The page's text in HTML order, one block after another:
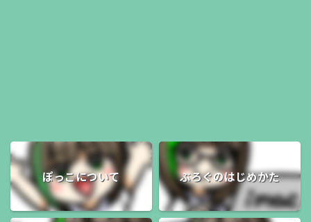
ぽっこについて ぶろぐのはじめかた